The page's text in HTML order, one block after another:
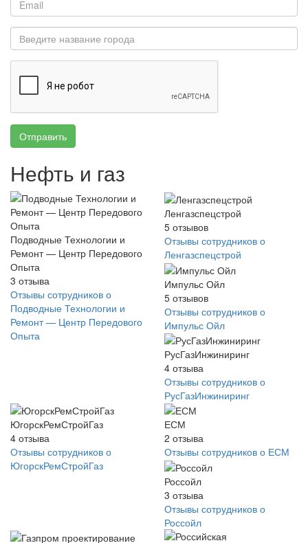
Отправить
Нефть и газ
Подводные Технологии и
Ремонт — Центр Передового
Опыта
3 отзыва
Отзывы сотрудников о
Подводные Технологии и
Ремонт — Центр Передового
Опыта
Ленгазспецстрой
5 отзывов
Отзывы сотрудников о
Ленгазспецстрой
Импульс Ойл
5 отзывов
Отзывы сотрудников о
Импульс Ойл
РусГазИнжиниринг
4 отзыва
Отзывы сотрудников о
РусГазИнжиниринг
ЮгорскРемСтройГаз
4 отзыва
Отзывы сотрудников о
ЮгорскРемСтройГаз
ЕСМ
2 отзыва
Отзывы сотрудников о ЕСМ
Россойл
3 отзыва
Отзывы сотрудников о
Россойл